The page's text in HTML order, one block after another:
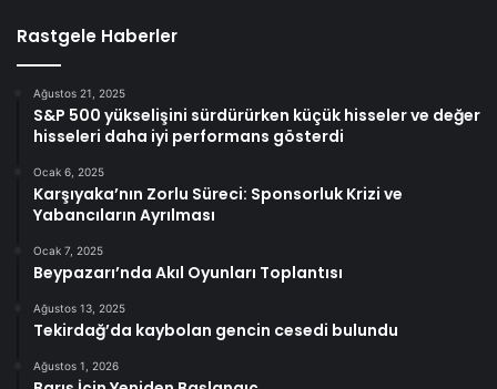
Rastgele Haberler
Ağustos 21, 2025
S&P 500 yükselişini sürdürürken küçük hisseler ve değer
hisseleri daha iyi performans gösterdi
Ocak 6, 2025
Karşıyaka’nın Zorlu Süreci: Sponsorluk Krizi ve
Yabancıların Ayrılması
Ocak 7, 2025
Beypazarı’nda Akıl Oyunları Toplantısı
Ağustos 13, 2025
Tekirdağ’da kaybolan gencin cesedi bulundu
Ağustos 1, 2026